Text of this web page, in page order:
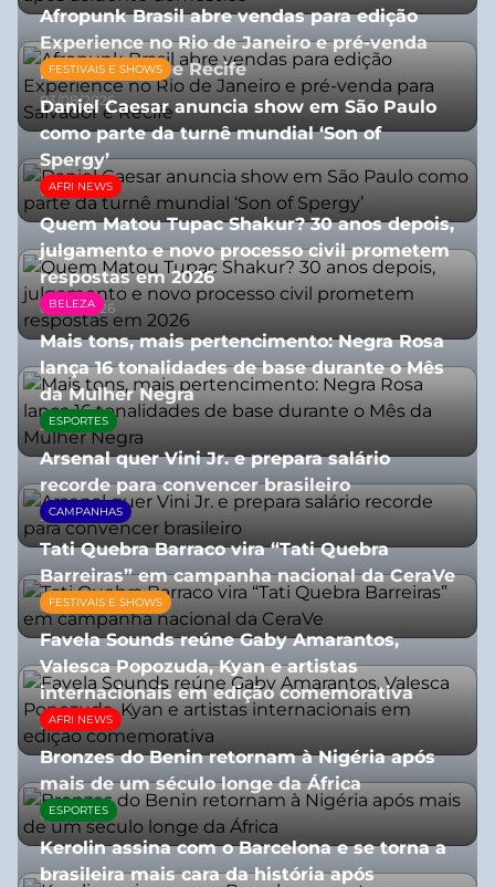
Afropunk Brasil abre vendas para edição
Experience no Rio de Janeiro e pré-venda
para Salvador e Recife
03/08/2026
FESTIVAIS E SHOWS
Daniel Caesar anuncia show em São Paulo
como parte da turnê mundial ‘Son of
Spergy’
05/08/2026
AFRI NEWS
Quem Matou Tupac Shakur? 30 anos depois,
julgamento e novo processo civil prometem
respostas em 2026
05/08/2026
BELEZA
Mais tons, mais pertencimento: Negra Rosa
lança 16 tonalidades de base durante o Mês
da Mulher Negra
28/07/2026
ESPORTES
Arsenal quer Vini Jr. e prepara salário
recorde para convencer brasileiro
27/07/2026
CAMPANHAS
Tati Quebra Barraco vira “Tati Quebra
Barreiras” em campanha nacional da CeraVe
08/07/2026
FESTIVAIS E SHOWS
Favela Sounds reúne Gaby Amarantos,
Valesca Popozuda, Kyan e artistas
internacionais em edição comemorativa
31/07/2026
AFRI NEWS
Bronzes do Benin retornam à Nigéria após
mais de um século longe da África
08/07/2026
ESPORTES
Kerolin assina com o Barcelona e se torna a
brasileira mais cara da história após